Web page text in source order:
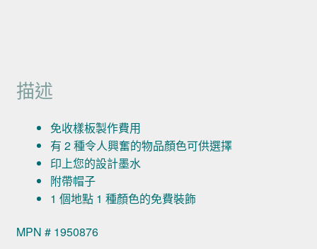
描述
免收樣板製作費用
有 2 種令人興奮的物品顏色可供選擇
印上您的設計墨水
附帶帽子
1 個地點 1 種顏色的免費裝飾
MPN # 1950876